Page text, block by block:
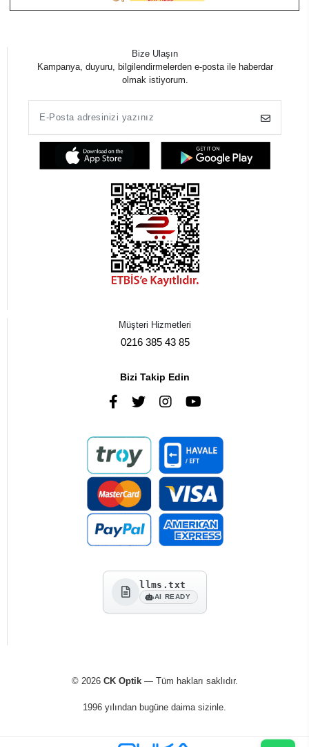
Bize Ulaşın
Kampanya, duyuru, bilgilendirmelerden e-posta ile haberdar
olmak istiyorum.
Müşteri Hizmetleri
0216 385 43 85
Bizi Takip Edin
llms.txt
AI READY
© 2026 CK Optik— Tüm hakları saklıdır.
1996 yılından bugüne daima sizinle.